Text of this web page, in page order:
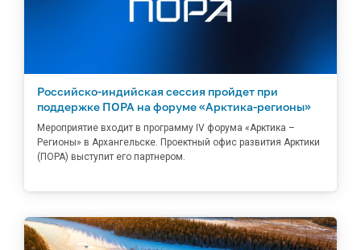
Российско-индийская сессия пройдет при
поддержке ПОРА на форуме «Арктика-регионы»
Мероприятие входит в программу IV форума «Арктика –
Регионы» в Архангельске. Проектный офис развития Арктики
(ПОРА) выступит его партнером.